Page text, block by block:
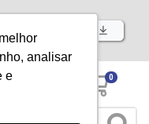
analisar
e
Baixe já nosso APP
0